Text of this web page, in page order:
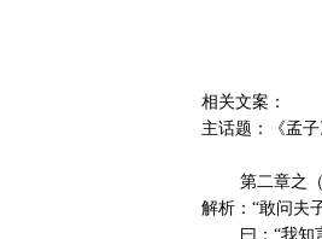
相关文案：
主话题：《孟
解析：“敢问夫